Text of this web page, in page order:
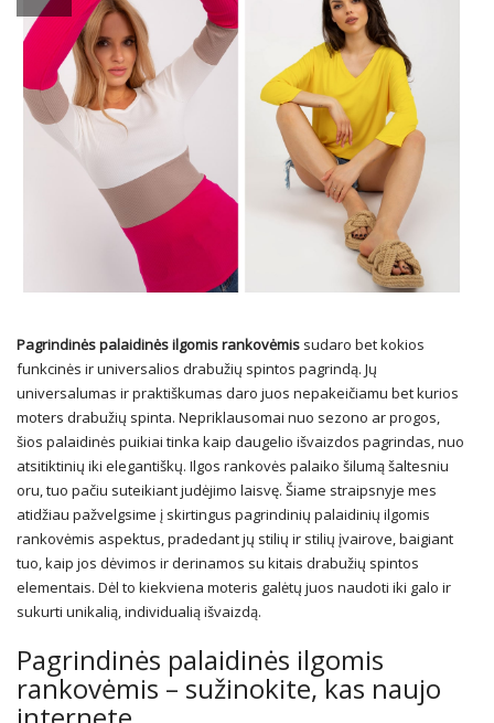
Pagrindinės palaidinės ilgomis rankovėmis sudaro bet kokios
funkcinės ir universalios drabužių spintos pagrindą. Jų
universalumas ir praktiškumas daro juos nepakeičiamu bet kurios
moters drabužių spinta. Nepriklausomai nuo sezono ar progos,
šios palaidinės puikiai tinka kaip daugelio išvaizdos pagrindas, nuo
atsitiktinių iki elegantiškų. Ilgos rankovės palaiko šilumą šaltesniu
oru, tuo pačiu suteikiant judėjimo laisvę. Šiame straipsnyje mes
atidžiau pažvelgsime į skirtingus pagrindinių palaidinių ilgomis
rankovėmis aspektus, pradedant jų stilių ir stilių įvairove, baigiant
tuo, kaip jos dėvimos ir derinamos su kitais drabužių spintos
elementais. Dėl to kiekviena moteris galėtų juos naudoti iki galo ir
sukurti unikalią, individualią išvaizdą.
Pagrindinės palaidinės ilgomis
rankovėmis – sužinokite, kas naujo